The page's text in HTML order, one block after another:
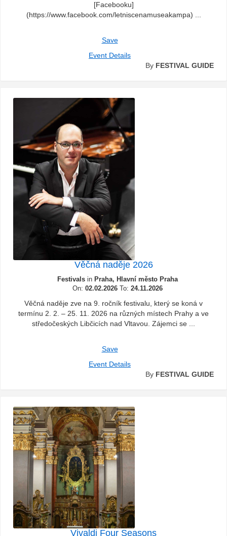
[Facebooku]
(https://www.facebook.com/letniscenamuseakampa) ...
Save
Event Details
By FESTIVAL GUIDE
Věčná naděje 2026
Festivalsin Praha, Hlavní město Praha
On: 02.02.2026To: 24.11.2026
Věčná naděje zve na 9. ročník festivalu, který se koná v
termínu 2. 2. – 25. 11. 2026 na různých místech Prahy a ve
středočeských Libčicích nad Vltavou. Zájemci se ...
Save
Event Details
By FESTIVAL GUIDE
Vivaldi Four Seasons